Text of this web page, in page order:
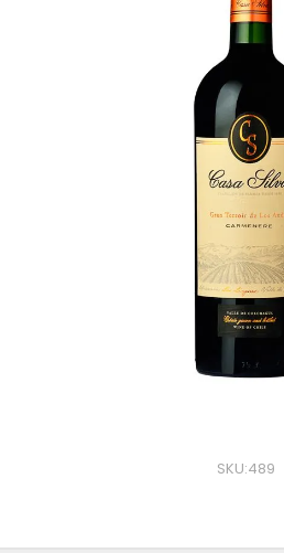
SKU:489
reserva